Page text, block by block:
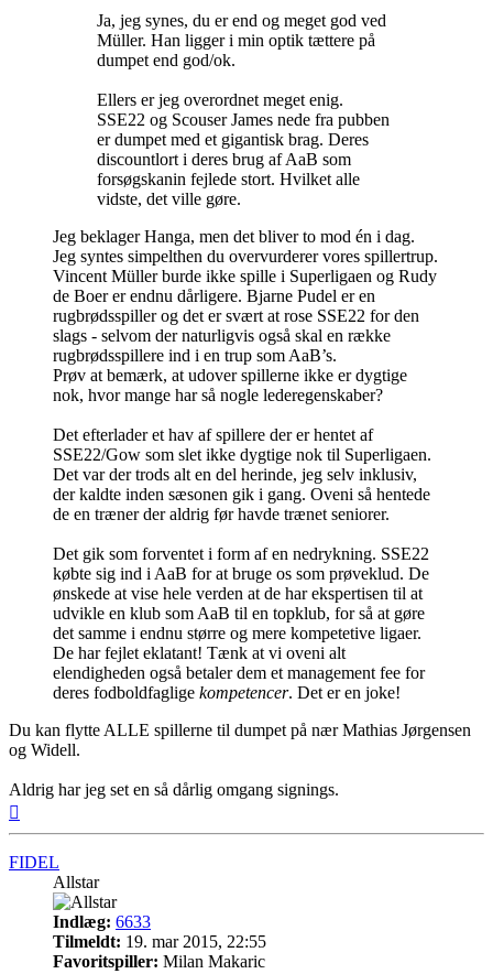
Ja, jeg synes, du er end og meget god ved
Müller. Han ligger i min optik tættere på
dumpet end god/ok.
Ellers er jeg overordnet meget enig.
SSE22 og Scouser James nede fra pubben
er dumpet med et gigantisk brag. Deres
discountlort i deres brug af AaB som
forsøgskanin fejlede stort. Hvilket alle
vidste, det ville gøre.
Jeg beklager Hanga, men det bliver to mod én i dag.
Jeg syntes simpelthen du overvurderer vores spillertrup.
Vincent Müller burde ikke spille i Superligaen og Rudy
de Boer er endnu dårligere. Bjarne Pudel er en
rugbrødsspiller og det er svært at rose SSE22 for den
slags - selvom der naturligvis også skal en række
rugbrødsspillere ind i en trup som AaB’s.
Prøv at bemærk, at udover spillerne ikke er dygtige
nok, hvor mange har så nogle lederegenskaber?
Det efterlader et hav af spillere der er hentet af
SSE22/Gow som slet ikke dygtige nok til Superligaen.
Det var der trods alt en del herinde, jeg selv inklusiv,
der kaldte inden sæsonen gik i gang. Oveni så hentede
de en træner der aldrig før havde trænet seniorer.
Det gik som forventet i form af en nedrykning. SSE22
købte sig ind i AaB for at bruge os som prøveklud. De
ønskede at vise hele verden at de har ekspertisen til at
udvikle en klub som AaB til en topklub, for så at gøre
det samme i endnu større og mere kompetetive ligaer.
De har fejlet eklatant! Tænk at vi oveni alt
elendigheden også betaler dem et management fee for
deres fodboldfaglige kompetencer. Det er en joke!
Du kan flytte ALLE spillerne til dumpet på nær Mathias Jørgensen
og Widell.
Aldrig har jeg set en så dårlig omgang signings.
FIDEL
Allstar
Indlæg: 6633
Tilmeldt: 19. mar 2015, 22:55
Favoritspiller: Milan Makaric